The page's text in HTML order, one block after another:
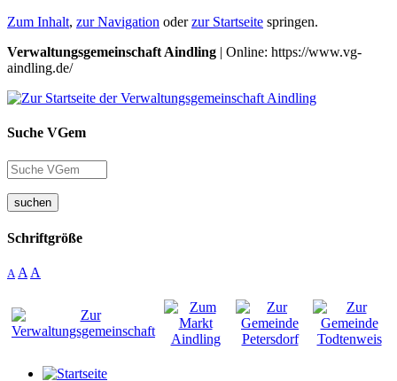
Zum Inhalt, zur Navigation oderzur Startseite springen.
Verwaltungsgemeinschaft Aindling | Online: https://www.vg-
aindling.de/
Suche VGem
suchen
Schriftgröße
A A A